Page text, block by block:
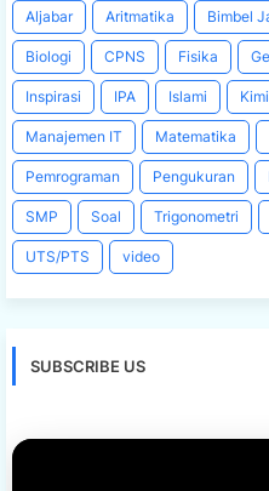
Aljabar Aritmatika Bimbel
Biologi CPNS Fisika
Inspirasi IPA Islami
Manajemen IT Matematika
Pemrograman Pengukuran
SMP Soal Trigonometri
UTS/PTS video
SUBSCRIBE US